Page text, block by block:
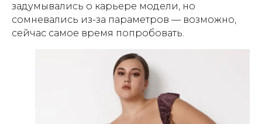
задумывались о карьере модели, но
сомневались из-за параметров — возможно,
сейчас самое время попробовать.